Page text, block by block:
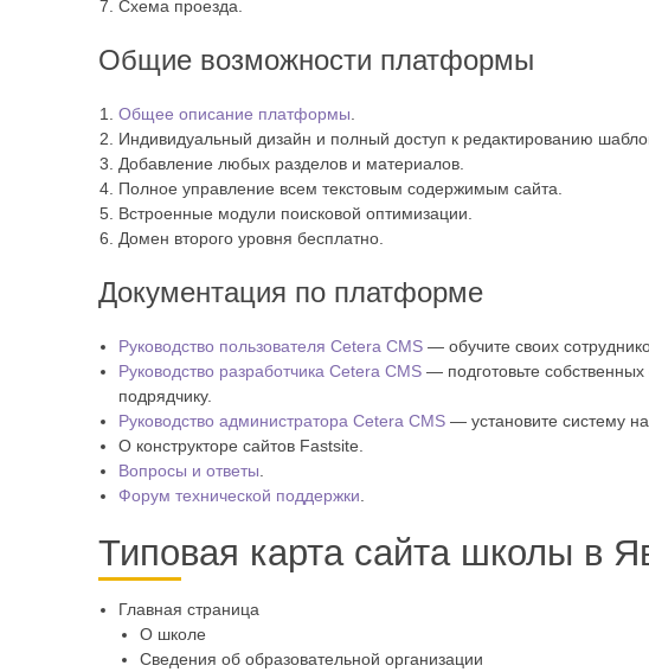
Схема проезда.
Общие возможности платформы
Общее описание платформы
Индивидуальный дизайн и полный доступ к редактированию
Добавление любых разделов и материалов.
Полное управление всем текстовым содержимым сайта.
Встроенные модули поисковой оптимизации.
Домен второго уровня бесплатно.
Документация по платформе
Руководство пользователя Cetera CMS — обучите своих
Руководство разработчика Cetera CMS — подготовьте
подрядчику.
Руководство администратора Cetera CMS — установите систему
О конструкторе сайтов Fastsite.
Вопросы и ответы
Форум технической поддержки
Типовая карта сайта школы в
Главная страница
О школе
Сведения об образовательной организации